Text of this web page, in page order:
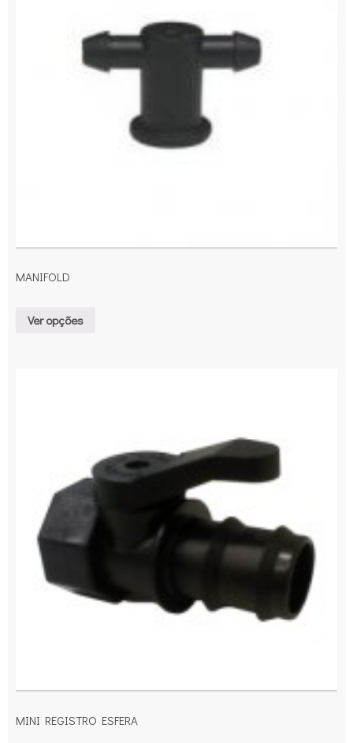
MANIFOLD
Ver opções
MINI REGISTRO ESFERA